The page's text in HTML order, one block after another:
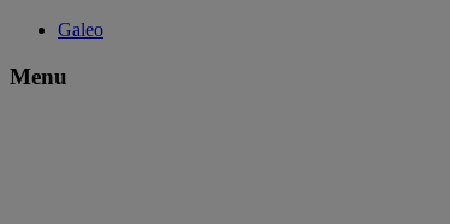
Galeo
Menu